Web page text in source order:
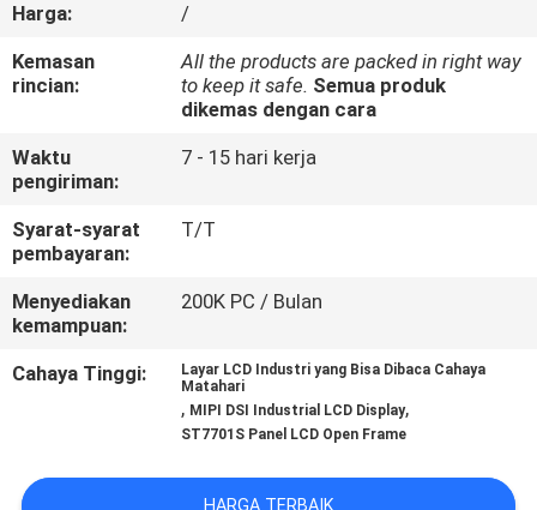
HUBUNGI
KAMI
MINTA
SITEMAP
PRIVACY
Harga:
/
Kemasan
rincian:
All the products are packed in right way
to keep it safe. Semua produk
dikemas dengan cara
Waktu
pengiriman:
7 - 15 hari kerja
Syarat-syarat
pembayaran:
T/T
Menyediakan
kemampuan:
200K PC / Bulan
Cahaya Tinggi:
Layar LCD Industri yang Bisa Dibaca Cahaya
Matahari
, MIPI DSI Industrial LCD Display,
ST7701S Panel LCD Open Frame
HARGA TERBAIK